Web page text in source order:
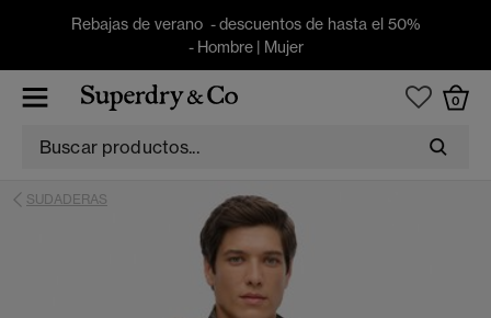
Rebajas de verano - descuentos de hasta el 50%
- Hombre| Mujer
0
SUDADERAS